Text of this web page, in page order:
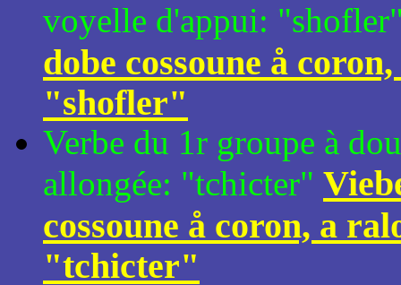
voyelle d'appui:
dobe cossoune å
"shofler"
Verbe du 1r groupe à
allongée: "tchicter"
cossoune å coron, a
"tchicter"